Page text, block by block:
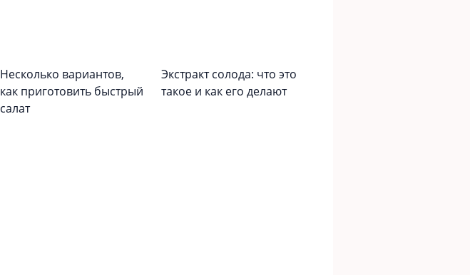
Несколько вариантов,
как приготовить быстрый
салат
Экстракт солода: что это
такое и как его делают